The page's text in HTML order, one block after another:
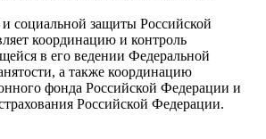
социальной защиты Российской
координацию и контроль
в его ведении Федеральной
а также координацию
фонда Российской Федерации и
Российской Федерации.